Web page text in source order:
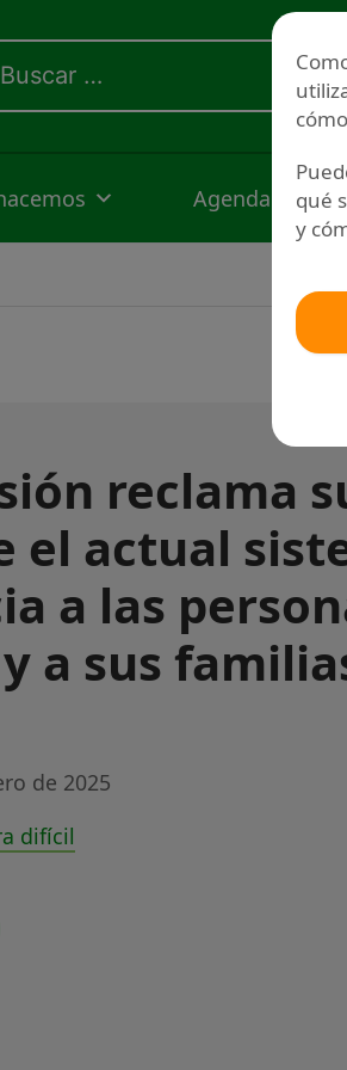
Agenda
reclama
el actual
a las
a sus
de 2025
difícil
qué
y